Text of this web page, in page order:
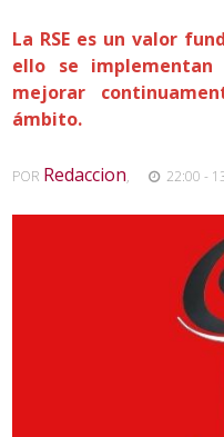
La RSE es un valor
ello se implementan
mejorar
ámbito.
POR Redaccion, 22:00 -